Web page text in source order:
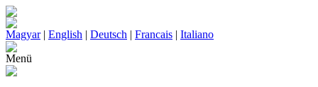
Magyar| English | Deutsch | Francais | Italiano
Menü